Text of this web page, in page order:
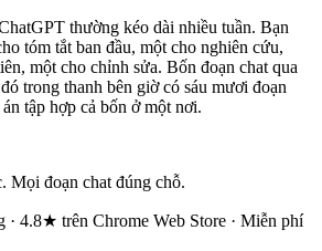
thường kéo dài nhiều tuần. Bạn
tóm tắt ban đầu, một cho nghiên cứu,
một cho chỉnh sửa. Bốn đoạn chat qua
trong thanh bên giờ có sáu mươi đoạn
tập hợp cả bốn ở một nơi.
Mọi đoạn chat đúng chỗ.
· 4.8★ trên Chrome Web Store · Miễn phí